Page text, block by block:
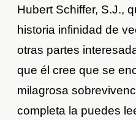
Hubert Schiffer, S.J.,
historia infinidad de
otras partes
que él cree que se
milagrosa
completa la puedes